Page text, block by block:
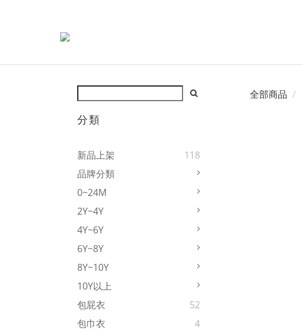
分類
新品上架
118
品牌分類
0~24M
2Y~4Y
4Y~6Y
6Y~8Y
8Y~10Y
10Y以上
包屁衣
52
包巾衣
4
全部商品